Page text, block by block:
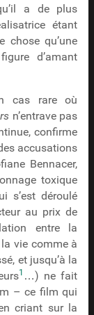
a de plus
étant
chose qu’une
d’amant
cas rare où
n’entrave pas
confirme
accusations
Bennacer,
toxique
s’est déroulé
au prix de
entre la
vie comme à
et jusqu’à la
1 …) ne fait
– ce film qui
criant sur la